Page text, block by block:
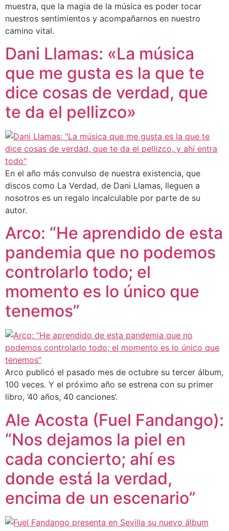
muestra, que la magia de la música es poder tocar
nuestros sentimientos y acompañarnos en nuestro
camino vital.
Dani Llamas: «La música
que me gusta es la que te
dice cosas de verdad, que
te da el pellizco»
En el año más convulso de nuestra existencia, que
discos como La Verdad, de Dani Llamas, lleguen a
nosotros es un regalo incalculable por parte de su
autor.
Arco: “He aprendido de esta
pandemia que no podemos
controlarlo todo; el
momento es lo único que
tenemos”
Arco publicó el pasado mes de octubre su tercer álbum,
100 veces. Y el próximo año se estrena con su primer
libro, ’40 años, 40 canciones’.
Ale Acosta (Fuel Fandango):
“Nos dejamos la piel en
cada concierto; ahí es
donde está la verdad,
encima de un escenario”